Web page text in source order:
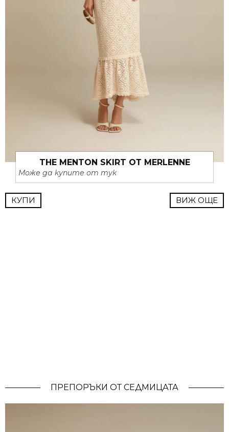
THE MENTON SKIRT ОТ MERLENNE
Може да купите от тук
КУПИ ВИЖ ОЩЕ
ПРЕПОРЪКИ ОТ СЕДМИЦАТА